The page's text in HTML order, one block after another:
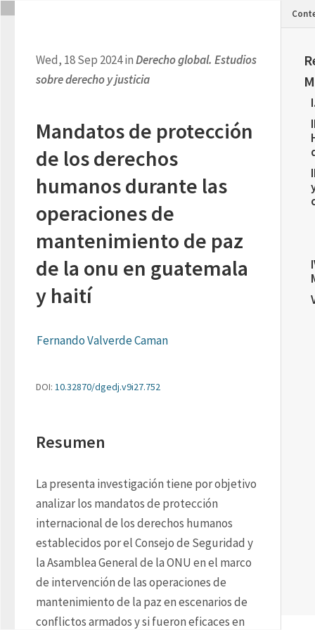
Wed, 18 Sep 2024 inDerecho global. Estudios
sobre derecho y justicia
Mandatos de protección
de los derechos
humanos durante las
operaciones de
mantenimiento de paz
de la onu en guatemala
y haití
Fernando Valverde Caman
DOI: 10.32870/dgedj.v9i27.752
Resumen
La presenta investigación tiene por objetivo
analizar los mandatos de protección
internacional de los derechos humanos
establecidos por el Consejo de Seguridad y
la Asamblea General de la ONU en el marco
de intervención de las operaciones de
mantenimiento de la paz en escenarios de
conflictos armados y si fueron eficaces en